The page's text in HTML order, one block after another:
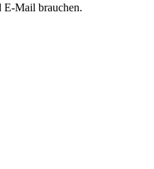
E-Mail brauchen.